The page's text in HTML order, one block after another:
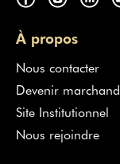
À propos
Nous contacter
Devenir marchand
Site Institutionnel
Nous rejoindre